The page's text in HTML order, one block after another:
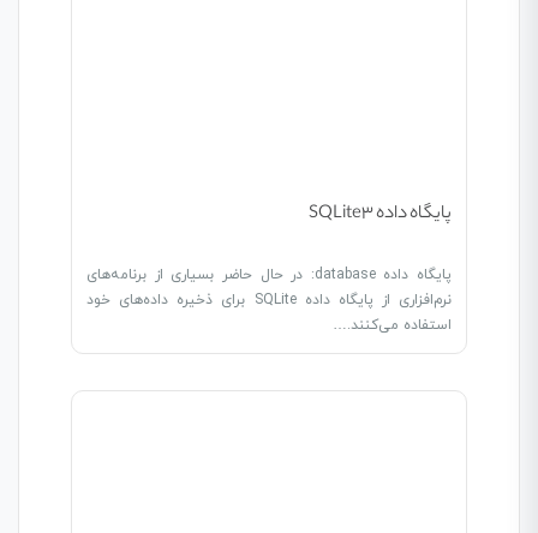
پایگاه داده SQLite3
پایگاه داده database: در حال حاضر بسیاری از برنامه‌های
نرم‌افزاری از پایگاه داده SQLite برای ذخیره داده‌های خود
استفاده می‌کنند.…